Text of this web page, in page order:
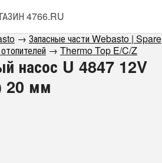
4766.RU
→ Запасные части Webasto | Spare
→ Thermo Top E/C/Z
насос U 4847 12V
20 мм